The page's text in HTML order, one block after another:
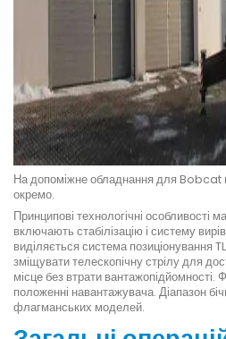
На допоміжне обладнання для Bobcat
окремо.
Принципові технологічні особливості
включають стабілізацію і систему
виділяється система позиціонування
зміщувати телескопічну стрілу для
місце без втрати вантажопідйомності.
положенні навантажувача. Діапазон
флагманських моделей.